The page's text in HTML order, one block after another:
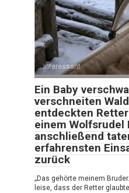
Interessant
Ein Baby
verschneiten
entdeckten
einem Wolfsrudel
anschließend
erfahrensten
zurück
„Das gehörte meinem
leise, dass der Retter